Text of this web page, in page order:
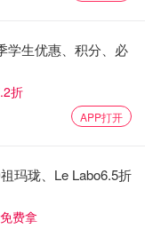
学生优惠、积分、必
折
APP打开
玛珑、Le Labo6.5折
费拿